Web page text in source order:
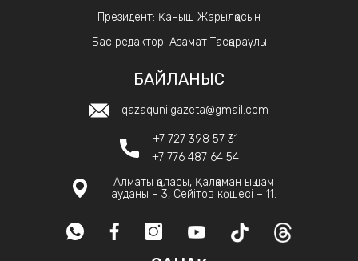
Президент: Қаныш Жарылқасын
Бас редактор: Азамат Тасқараұлы
БАЙЛАНЫС
qazaquni.gazeta@gmail.com
+7 727 398 57 31
+7 776 487 64 54
Алматы қаласы, Қалқаман ықшам
ауданы – 3, Сейітов көшесі – 11.